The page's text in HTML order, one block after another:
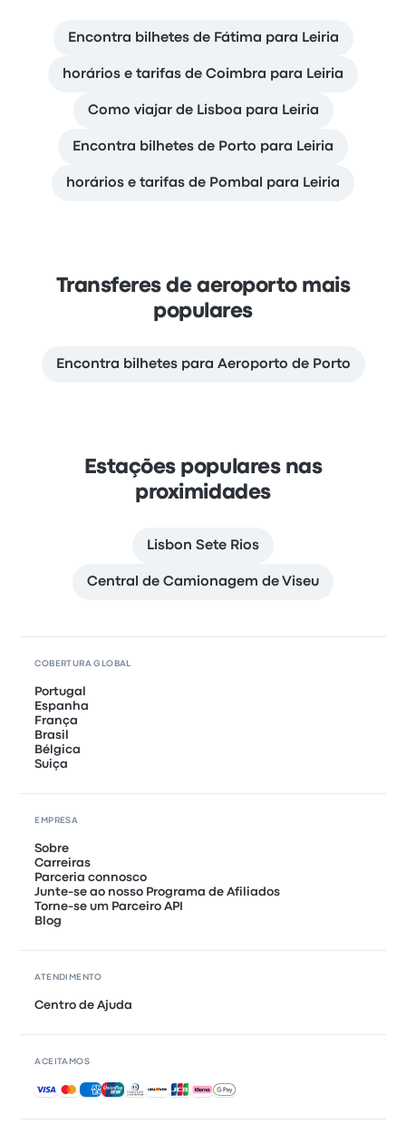
Encontra bilhetes de Fátima para Leiria
horários e tarifas de Coimbra para Leiria
Como viajar de Lisboa para Leiria
Encontra bilhetes de Porto para Leiria
horários e tarifas de Pombal para Leiria
Transferes de aeroporto mais
populares
Encontra bilhetes para Aeroporto de Porto
Estações populares nas
proximidades
Lisbon Sete Rios
Central de Camionagem de Viseu
COBERTURA GLOBAL
Portugal
Espanha
França
Brasil
Bélgica
Suiça
EMPRESA
Sobre
Carreiras
Parceria connosco
Junte-se ao nosso Programa de Afiliados
Torne-se um Parceiro API
Blog
ATENDIMENTO
Centro de Ajuda
ACEITAMOS
Pagamentos aceites